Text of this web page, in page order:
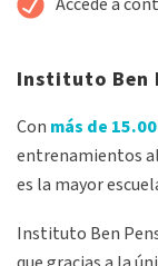
Instituto Ben
Con más de
entrenamientos
es la mayor
Instituto Ben